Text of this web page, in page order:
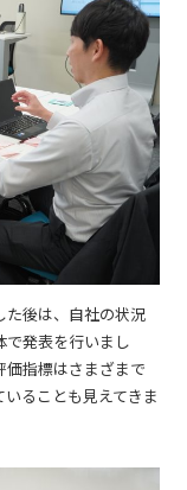
た後は、自社の状況
で発表を行いまし
指標はさまざまで
ることも見えてきま